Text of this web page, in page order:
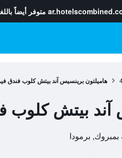
متوفر أيضاً
هاميلتون برينسيس آند بيتش كلوب فندق
آند بيتش كلوب